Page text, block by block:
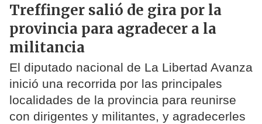
Treffinger salió de gira por la
provincia para agradecer a la
militancia
El diputado nacional de La Libertad Avanza
inició una recorrida por las principales
localidades de la provincia para reunirse
con dirigentes y militantes, y agradecerles